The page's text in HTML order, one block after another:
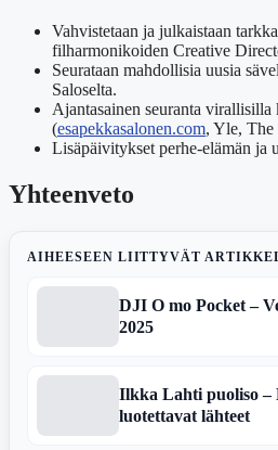
Vahvistetaan ja julkaistaan
filharmonikoiden Creative
Seurataan mahdollisia uusia
Saloselta.
Ajantasainen seuranta virallisilla
(esapekkasalonen.com, Yle, The
Lisäpäivitykset perhe-elämän ja
Yhteenveto
AIHEESEEN LIITTYVÄT
DJI O mo Pocket –
2025
Ilkka Lahti puoliso –
luotettavat lähteet